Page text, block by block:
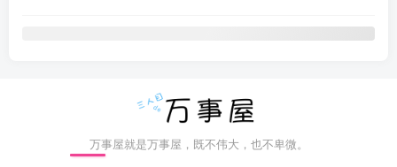
万事屋就是万事屋，既不伟大，也不卑微。